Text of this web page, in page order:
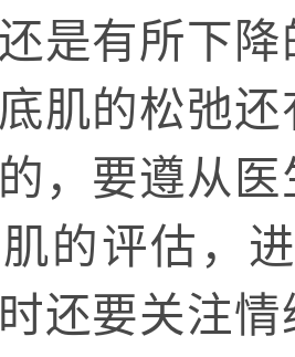
是有所下
肌的松弛
，要遵从
的评估，
还要关注